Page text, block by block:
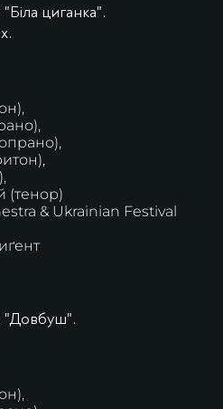
циганка".
(тенор)
& Ukrainian Festival
"Довбуш".